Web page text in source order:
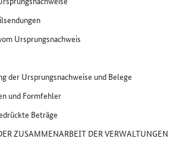
Ursprungsnachweis
der Ursprungsnachweise und Belege
und Formfehler
Beträge
ZUSAMMENARBEIT DER VERWALTUNGEN